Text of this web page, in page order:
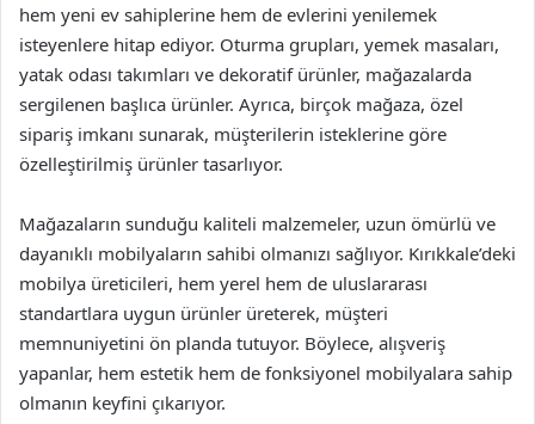
hem yeni ev sahiplerine hem de evlerini yenilemek
isteyenlere hitap ediyor. Oturma grupları, yemek masaları,
yatak odası takımları ve dekoratif ürünler, mağazalarda
sergilenen başlıca ürünler. Ayrıca, birçok mağaza, özel
sipariş imkanı sunarak, müşterilerin isteklerine göre
özelleştirilmiş ürünler tasarlıyor.
Mağazaların sunduğu kaliteli malzemeler, uzun ömürlü ve
dayanıklı mobilyaların sahibi olmanızı sağlıyor. Kırıkkale’deki
mobilya üreticileri, hem yerel hem de uluslararası
standartlara uygun ürünler üreterek, müşteri
memnuniyetini ön planda tutuyor. Böylece, alışveriş
yapanlar, hem estetik hem de fonksiyonel mobilyalara sahip
olmanın keyfini çıkarıyor.